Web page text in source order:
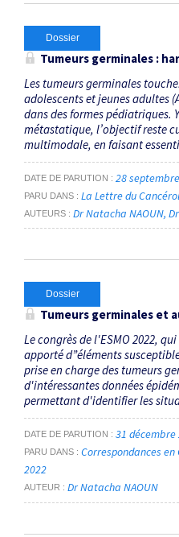
Dossier
Tumeurs germinales :
Les tumeurs germinales
adolescents et jeunes adultes
dans des formes pédiatriques.
métastatique, l’objectif reste
multimodale, en faisant
DATE DE PARUTION 28
PARU DANS La Lettre du
AUTEURS Dr Natacha NAOUN
Dossier
Tumeurs germinales et
Le congrès de l'ESMO 2022,
apporté d”éléments
prise en charge des tumeurs
d'intéressantes données
permettant d'identifier les
DATE DE PARUTION 31 décembre
PARU DANS
Correspondances en
2022
AUTEUR Dr Natacha NAOUN